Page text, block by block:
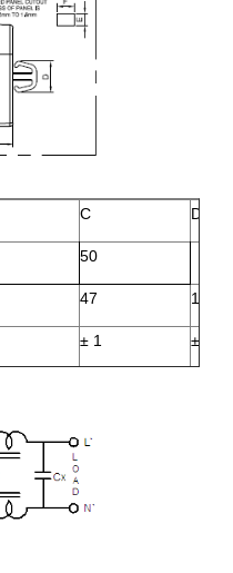
C D
50
47 16.5
± 1 ± 0,5